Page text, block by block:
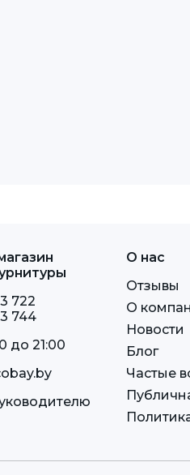
722
744
до 21:00
О нас
Отзывы
О
Новости
Блог
Частые